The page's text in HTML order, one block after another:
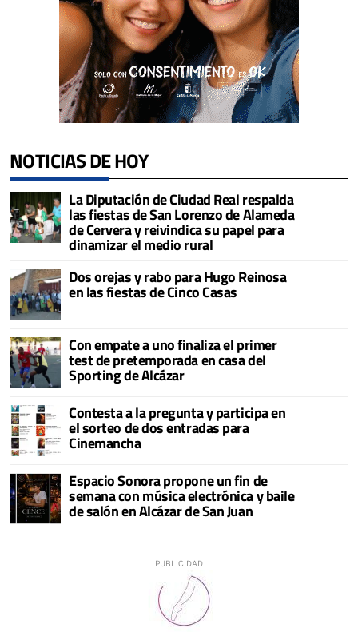
NOTICIAS DE HOY
La Diputación de Ciudad Real respalda
las fiestas de San Lorenzo de Alameda
de Cervera y reivindica su papel para
dinamizar el medio rural
Dos orejas y rabo para Hugo Reinosa
en las fiestas de Cinco Casas
Con empate a uno finaliza el primer
test de pretemporada en casa del
Sporting de Alcázar
Contesta a la pregunta y participa en
el sorteo de dos entradas para
Cinemancha
Espacio Sonora propone un fin de
semana con música electrónica y baile
de salón en Alcázar de San Juan